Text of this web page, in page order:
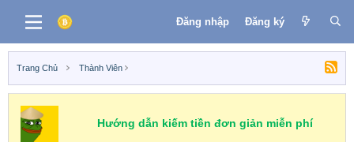
Đăng nhập Đăng ký
Trang Chủ Thành Viên
Hướng dẫn kiếm tiền đơn giản miễn phí